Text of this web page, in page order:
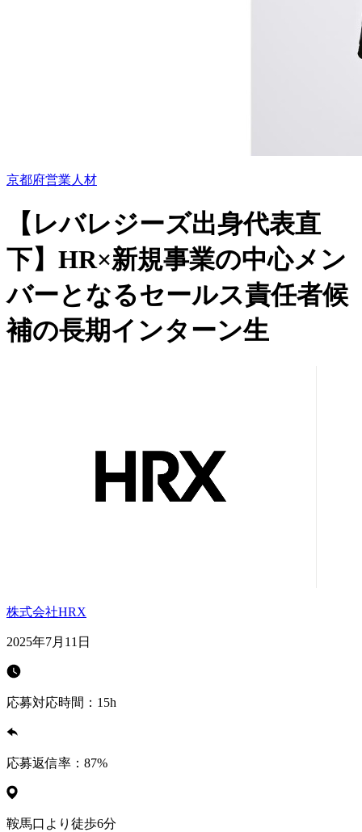
京都府営業 人材
【レバレジーズ出身代表直
下】HR×新規事業の中心メン
バーとなるセールス責任者候
補の長期インターン生
株式会社HRX
2025年7月11日
応募対応時間： 15h
応募返信率： 87%
鞍馬口より徒歩6分